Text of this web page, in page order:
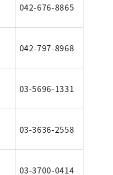
042-676-8865
042-797-8968
03-5696-1331
03-3636-2558
03-3700-0414